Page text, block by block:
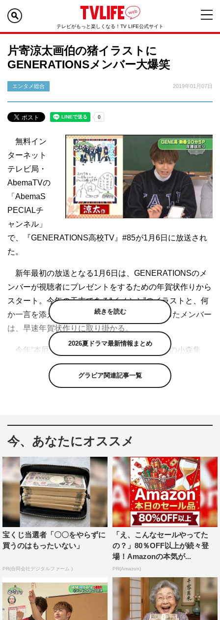
テレビがもっと楽しくなる！TV LIFE公式サイト
片寄涼太画伯の猪イラストに
GENERATIONSメンバー大爆笑
エンタメ総合 2019年01月07日
無料イン
ターネット
テレビ局・
AbemaTVの
「AbemaS
PECIALチ
ャンネル」
で、『GENERATIONS高校TV』#85が1月6日に放送され
た。
新年最初の放送となる1月6日は、GENERATIONSのメ
ンバーが視聴者にプレゼントをするための年賀状作りから
スタート。今年の干支である“イノシシ”のイラストと、何
か一言を添えて年賀状を書き上げることになったメンバー
は、早速年賀状作りに取り掛かる。
今年“本厄”を迎えることを気にしている様子の小森隼
は、かわいいイノシシのイラストに、「あけおめ、ことよ
ろ」とシンプルなデザインの年賀状を披露。リーダーの白
その後も個性強めな年賀状が披露される中、片寄涼太が
描いたイノシシを見たメンバーは「キバどっち生えてる
新年早々に才能を爆発させた片寄画伯は、さらに
「“い”つまでも、“の”びのびと、“し”ょうらいを、“し”んじ
て」と、“イノシシ”で「あいうえお作文」も披露した。
さらに、番組では、昨年末に放送した
『GENERATIONS高校TV エナジー全開！E高が乗り込ん
できた！ガチスポーツ対決SP』の完結編を放送。E-girls
とGENERATIONSが、芸術センスが問われる「スマホケ
ースお絵描き対決」で“ガチ”対決を行った。
「お正月」というテーマに合わせ、制限時間20分以内に
スマホケースをデザインすることになった
続きを読む
2026夏ドラマ最新情報まとめ
グラビア関連記事一覧
今、あなたにオススメ
宝くじ当選者「〇〇をやらずに
買うのはもったいない」
PR(合同会社デジタルファーム )
「え、こんなセールやってた
の？」80％OFF以上が続々登
場！Amazonの本気が...
PR(Amazon)